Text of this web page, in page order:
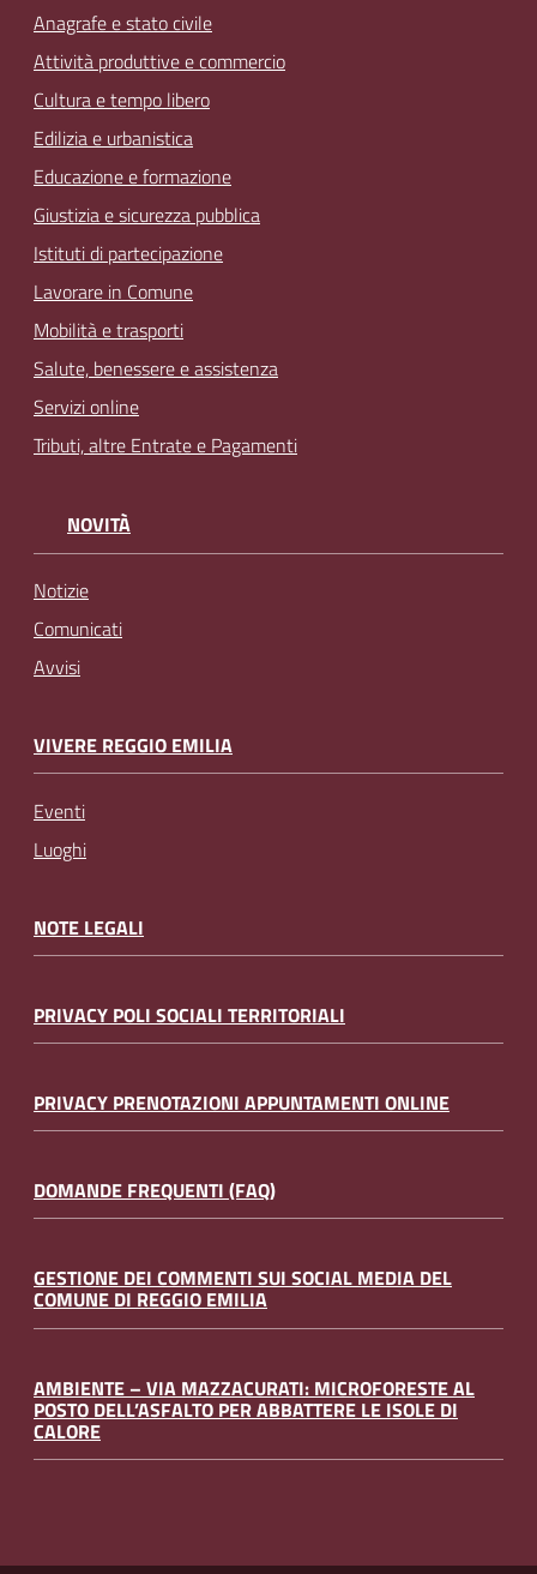
Anagrafe e stato civile
Attività produttive e commercio
Cultura e tempo libero
Edilizia e urbanistica
Educazione e formazione
Giustizia e sicurezza pubblica
Istituti di partecipazione
Lavorare in Comune
Mobilità e trasporti
Salute, benessere e assistenza
Servizi online
Tributi, altre Entrate e Pagamenti
NOVITÀ
Notizie
Comunicati
Avvisi
VIVERE REGGIO EMILIA
Eventi
Luoghi
NOTE LEGALI
PRIVACY POLI SOCIALI TERRITORIALI
PRIVACY PRENOTAZIONI APPUNTAMENTI ONLINE
DOMANDE FREQUENTI (FAQ)
GESTIONE DEI COMMENTI SUI SOCIAL MEDIA DEL
COMUNE DI REGGIO EMILIA
AMBIENTE – VIA MAZZACURATI: MICROFORESTE AL
POSTO DELL’ASFALTO PER ABBATTERE LE ISOLE DI
CALORE